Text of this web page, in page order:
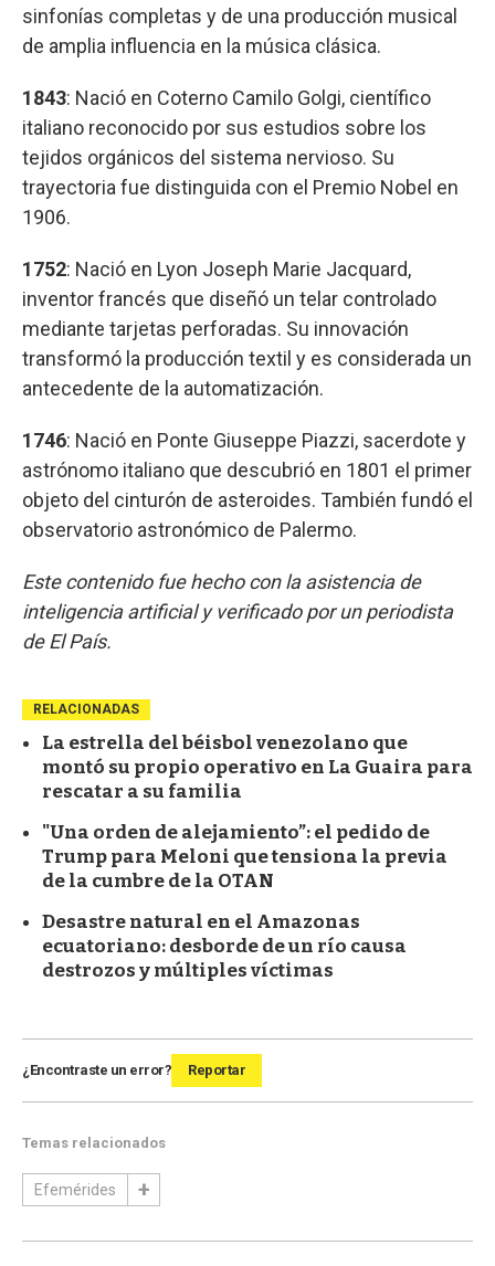
sinfonías completas y de una producción musical
de amplia influencia en la música clásica.
1843: Nació en Coterno Camilo Golgi, científico
italiano reconocido por sus estudios sobre los
tejidos orgánicos del sistema nervioso. Su
trayectoria fue distinguida con el Premio Nobel en
1906.
1752: Nació en Lyon Joseph Marie Jacquard,
inventor francés que diseñó un telar controlado
mediante tarjetas perforadas. Su innovación
transformó la producción textil y es considerada un
antecedente de la automatización.
1746: Nació en Ponte Giuseppe Piazzi, sacerdote y
astrónomo italiano que descubrió en 1801 el primer
objeto del cinturón de asteroides. También fundó el
observatorio astronómico de Palermo.
Este contenido fue hecho con la asistencia de
inteligencia artificial y verificado por un periodista
de El País.
RELACIONADAS
La estrella del béisbol venezolano que
montó su propio operativo en La Guaira para
rescatar a su familia
"Una orden de alejamiento”: el pedido de
Trump para Meloni que tensiona la previa
de la cumbre de la OTAN
Desastre natural en el Amazonas
ecuatoriano: desborde de un río causa
destrozos y múltiples víctimas
¿Encontraste un error? Reportar
Temas relacionados
Efemérides